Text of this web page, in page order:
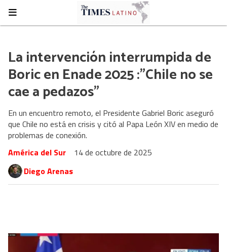
La intervención interrumpida de
Boric en Enade 2025 :"Chile no se
cae a pedazos"
En un encuentro remoto, el Presidente Gabriel Boric aseguró
que Chile no está en crisis y citó al Papa León XIV en medio de
problemas de conexión.
América del Sur
14 de octubre de 2025
Diego Arenas